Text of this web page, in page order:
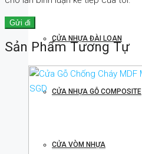
CỬA NHỰA ĐÀI LOAN
CỬA NHỰA GỖ COMPOSITE
CỬA VÒM NHỰA
Sản Phẩm Tương Tự